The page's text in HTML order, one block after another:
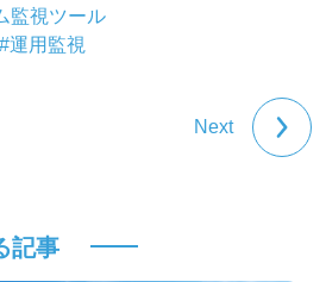
監視ツール
#運用監視
Next
記事